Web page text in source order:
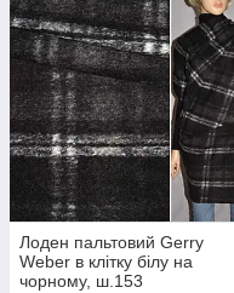
Лоден пальтовий Gerry
Weber в клітку білу на
чорному, ш.153